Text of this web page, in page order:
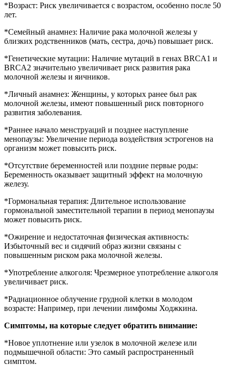
*Возраст: Риск увеличивается с возрастом, особенно после 50
лет.
*Семейный анамнез: Наличие рака молочной железы у
близких родственников (мать, сестра, дочь) повышает риск.
*Генетические мутации: Наличие мутаций в генах BRCA1 и
BRCA2 значительно увеличивает риск развития рака
молочной железы и яичников.
*Личный анамнез: Женщины, у которых ранее был рак
молочной железы, имеют повышенный риск повторного
развития заболевания.
*Раннее начало менструаций и позднее наступление
менопаузы: Увеличение периода воздействия эстрогенов на
организм может повысить риск.
*Отсутствие беременностей или поздние первые роды:
Беременность оказывает защитный эффект на молочную
железу.
*Гормональная терапия: Длительное использование
гормональной заместительной терапии в период менопаузы
может повысить риск.
*Ожирение и недостаточная физическая активность:
Избыточный вес и сидячий образ жизни связаны с
повышенным риском рака молочной железы.
*Употребление алкоголя: Чрезмерное употребление алкоголя
увеличивает риск.
*Радиационное облучение грудной клетки в молодом
возрасте: Например, при лечении лимфомы Ходжкина.
Симптомы, на которые следует обратить внимание:
*Новое уплотнение или узелок в молочной железе или
подмышечной области: Это самый распространенный
симптом.